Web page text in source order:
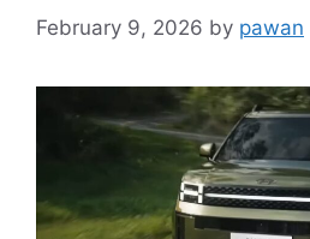
February 9, 2026 by pawan